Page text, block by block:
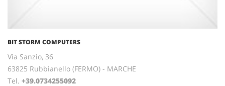
BIT STORM COMPUTERS
Via Sanzio, 36
63825 Rubbianello (FERMO) - MARCHE
Tel. +39.0734255092